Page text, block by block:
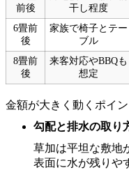
前後
干し程度
6畳前
後
家族で椅子とテー
ブル
8畳前
後
来客対応やBBQも
想定
金額が大きく動くポイ
勾配と排水の取り
草加は平坦な敷地
表面に水が残りや